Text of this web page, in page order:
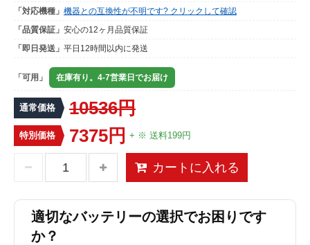
「対応機種」 機器との互換性が不明です? クリックして確認
「品質保証」 安心の12ヶ月品質保証
「即日発送」 平日12時間以内に発送
「可用」 在庫有り。4-7営業日でお届け
通常価格 10536円
特別価格 7375円 + ※ 送料199円
カートに入れる
適切なバッテリーの選択でお困りです
か？